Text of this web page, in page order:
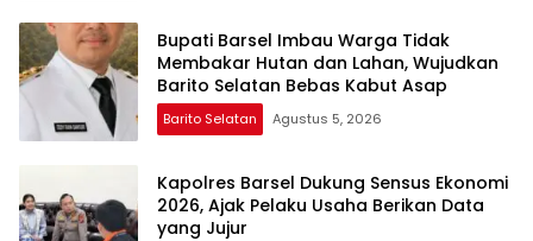
Bupati Barsel Imbau Warga Tidak
Membakar Hutan dan Lahan, Wujudkan
Barito Selatan Bebas Kabut Asap
Barito Selatan Agustus 5, 2026
Kapolres Barsel Dukung Sensus Ekonomi
2026, Ajak Pelaku Usaha Berikan Data
yang Jujur